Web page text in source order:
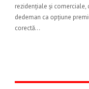
rezidențiale și
dedeman ca opțiune
corectă...